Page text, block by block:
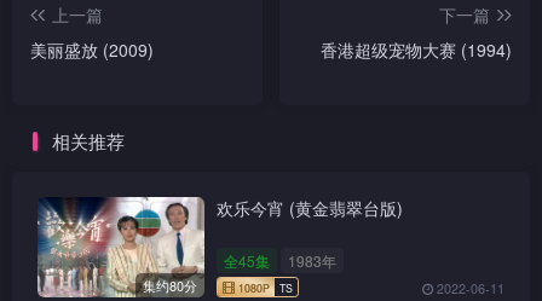
上一篇
美丽盛放 (2009)
下一篇
香港超级宠物大赛 (1994)
相关推荐
集约80分
欢乐今宵 (黄金翡翠台版)
全45集 1983年
2022-06-11